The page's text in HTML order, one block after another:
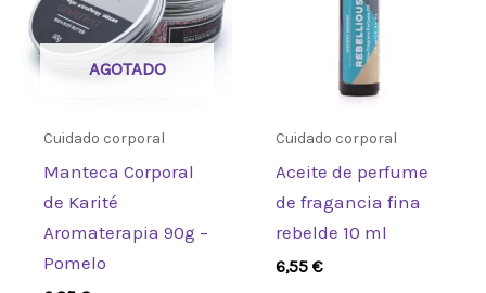
AGOTADO
Cuidado corporal
Manteca Corporal
de Karité
Aromaterapia 90g –
Pomelo
Cuidado corporal
Aceite de perfume
de fragancia fina
rebelde 10 ml
6,55€